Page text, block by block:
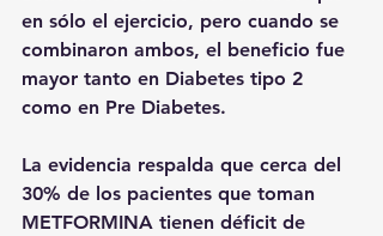
en sólo el ejercicio, pero cuando se
combinaron ambos, el beneficio fue
mayor tanto en Diabetes tipo 2
como en Pre Diabetes.
La evidencia respalda que cerca del
30% de los pacientes que toman
METFORMINA tienen déficit de